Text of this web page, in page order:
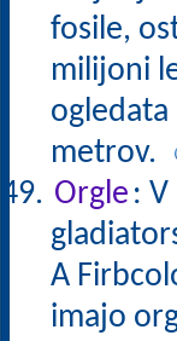
fosile,
milijoni
metrov.
Orgle :
A
imajo